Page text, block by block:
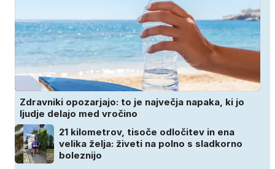
Zdravniki opozarjajo: to je največja napaka, ki jo
ljudje delajo med vročino
21 kilometrov, tisoče odločitev in ena
velika želja: živeti na polno s sladkorno
boleznijo